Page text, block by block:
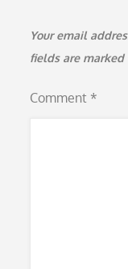
Your email
fields are marked
Comment *